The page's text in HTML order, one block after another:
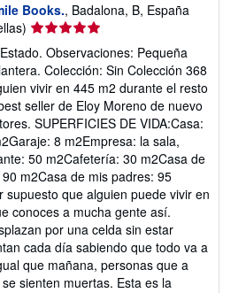
Books., Badalona, B, España
Calificación
del
vendedor:
5
de
5
estrellas
Observaciones: Pequeña
Colección: Sin Colección 368
vivir en 445 m2 durante el resto
seller de Eloy Moreno de nuevo
SUPERFICIES DE VIDA:Casa:
8 m2Empresa: la sala,
50 m2Cafetería: 30 m2Casa de
m2Casa de mis padres: 95
supuesto que alguien puede vivir en
conoces a mucha gente así.
por una celda sin estar
cada día sabiendo que todo va a
que mañana, personas que a
sienten muertas. Esta es la